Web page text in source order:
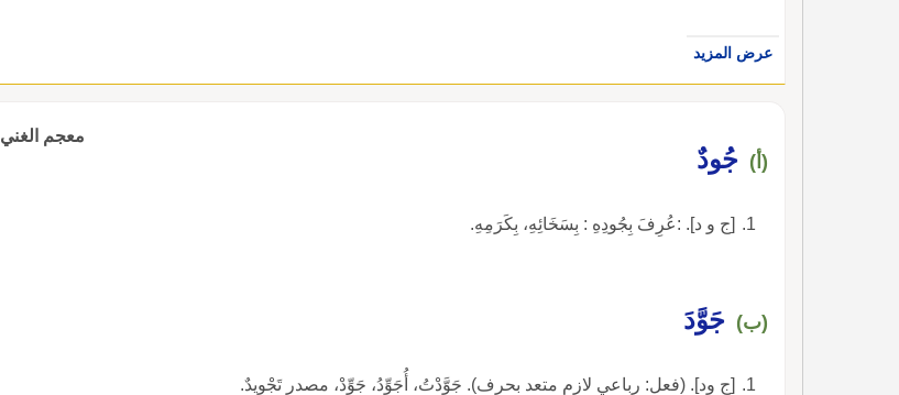
عرض المزيد
معجم الغني
(أ) جُودٌ
[ج و د]. :عُرِفَ بِجُودِهِ : بِسَخَائِهِ، بِكَرَمِهِ.
(ب) جَوَّدَ
[ج ود]. (فعل: رباعي لازم متعد بحرف). جَوَّدْتُ، أُجَوِّدُ، جَوِّدْ، مصدر تَجْوِيدٌ.